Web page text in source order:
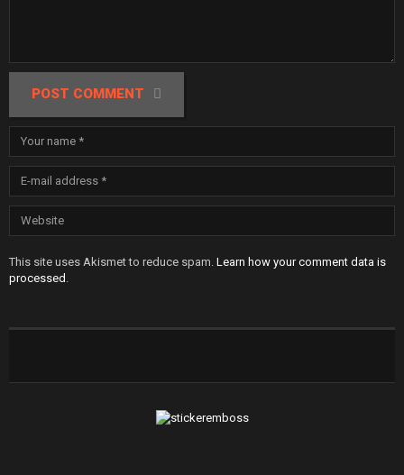
POST COMMENT
This site uses Akismet to reduce spam. Learn how your comment data is
processed